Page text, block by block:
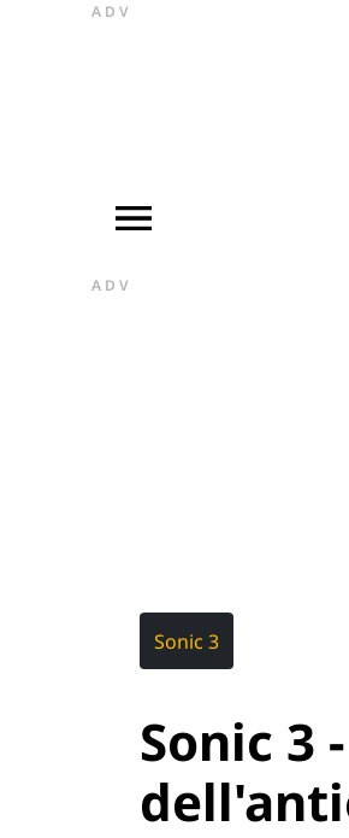
ADV
ADV
Sonic 3
Sonic 3